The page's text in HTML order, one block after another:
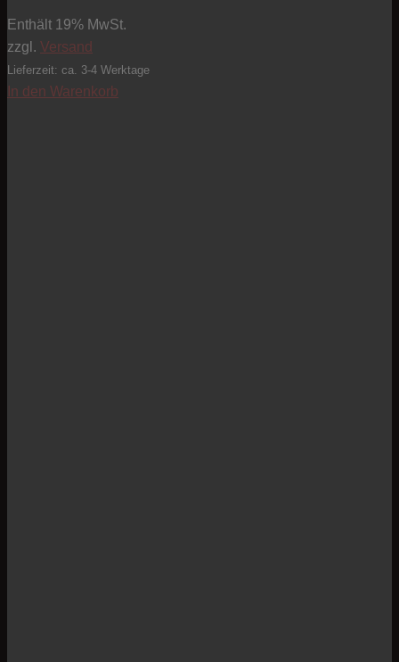
Enthält 19% MwSt.
zzgl. Versand
Lieferzeit: ca. 3-4 Werktage
In den Warenkorb